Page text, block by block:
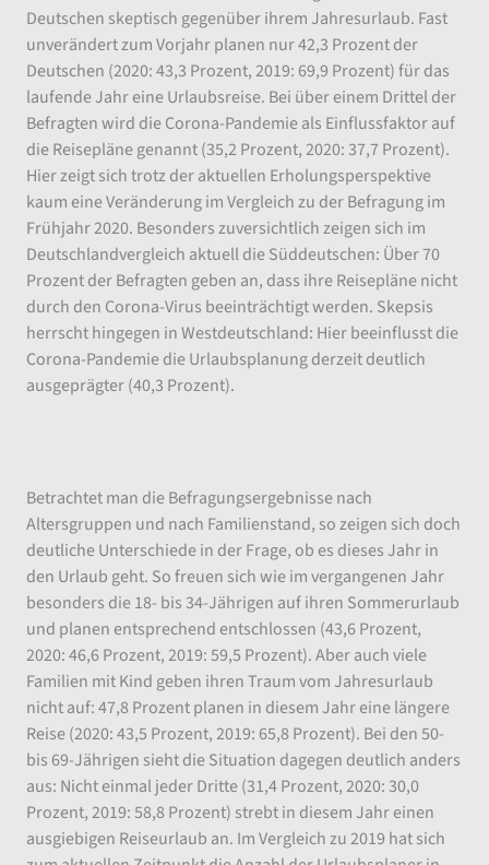
Deutschen skeptisch gegenüber ihrem Jahresurlaub. Fast
unverändert zum Vorjahr planen nur 42,3 Prozent der
Deutschen (2020: 43,3 Prozent, 2019: 69,9 Prozent) für das
laufende Jahr eine Urlaubsreise. Bei über einem Drittel der
Befragten wird die Corona-Pandemie als Einflussfaktor auf
die Reisepläne genannt (35,2 Prozent, 2020: 37,7 Prozent).
Hier zeigt sich trotz der aktuellen Erholungsperspektive
kaum eine Veränderung im Vergleich zu der Befragung im
Frühjahr 2020. Besonders zuversichtlich zeigen sich im
Deutschlandvergleich aktuell die Süddeutschen: Über 70
Prozent der Befragten geben an, dass ihre Reisepläne nicht
durch den Corona-Virus beeinträchtigt werden. Skepsis
herrscht hingegen in Westdeutschland: Hier beeinflusst die
Corona-Pandemie die Urlaubsplanung derzeit deutlich
ausgeprägter (40,3 Prozent).
Betrachtet man die Befragungsergebnisse nach
Altersgruppen und nach Familienstand, so zeigen sich doch
deutliche Unterschiede in der Frage, ob es dieses Jahr in
den Urlaub geht. So freuen sich wie im vergangenen Jahr
besonders die 18- bis 34-Jährigen auf ihren Sommerurlaub
und planen entsprechend entschlossen (43,6 Prozent,
2020: 46,6 Prozent, 2019: 59,5 Prozent). Aber auch viele
Familien mit Kind geben ihren Traum vom Jahresurlaub
nicht auf: 47,8 Prozent planen in diesem Jahr eine längere
Reise (2020: 43,5 Prozent, 2019: 65,8 Prozent). Bei den 50-
bis 69-Jährigen sieht die Situation dagegen deutlich anders
aus: Nicht einmal jeder Dritte (31,4 Prozent, 2020: 30,0
Prozent, 2019: 58,8 Prozent) strebt in diesem Jahr einen
ausgiebigen Reiseurlaub an. Im Vergleich zu 2019 hat sich